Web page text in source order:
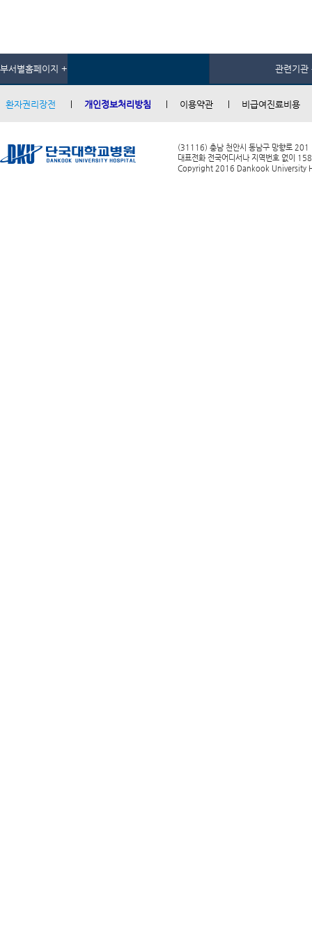
부서별홈페이지 + 관련기관
환자권리장전 개인정보처리방침 이용약관 비급여진료비용
(31116) 충남 천안시 동남구 망향로 201
대표전화 전국어디서나 지역번호 없이
Copyright 2016 Dankook University